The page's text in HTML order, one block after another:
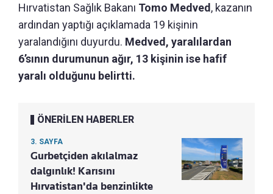
Hırvatistan Sağlık Bakanı Tomo Medved , kazanın
ardından yaptığı açıklamada 19 kişinin
yaralandığını duyurdu. Medved, yaralılardan
6’sının durumunun ağır, 13 kişinin ise hafif
yaralı olduğunu belirtti.
ÖNERİLEN HABERLER
3. SAYFA
Gurbetçiden akılalmaz
dalgınlık! Karısını
Hırvatistan'da benzinlikte